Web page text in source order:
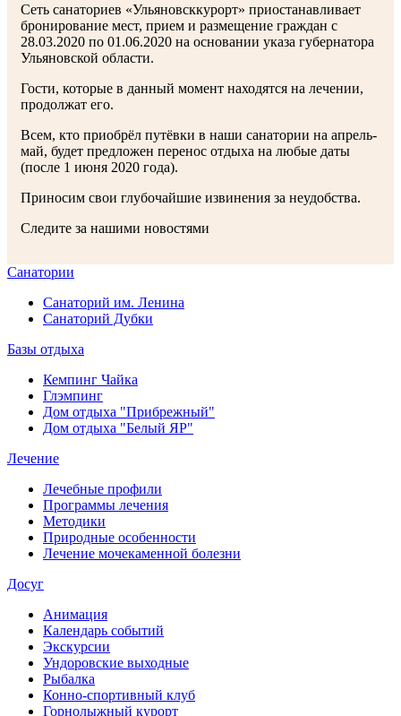
Сеть санаториев «Ульяновсккурорт» приостанавливает
бронирование мест, прием и размещение граждан с
28.03.2020 по 01.06.2020 на основании указа губернатора
Ульяновской области.
Гости, которые в данный момент находятся на лечении,
продолжат его.
Всем, кто приобрёл путёвки в наши санатории на апрель-
май, будет предложен перенос отдыха на любые даты
(после 1 июня 2020 года).
Приносим свои глубочайшие извинения за неудобства.
Следите за нашими новостями
Санатории
Санаторий им. Ленина
Санаторий Дубки
Базы отдыха
Кемпинг Чайка
Глэмпинг
Дом отдыха "Прибрежный"
Дом отдыха "Белый ЯР"
Лечение
Лечебные профили
Программы лечения
Методики
Природные особенности
Лечение мочекаменной болезни
Досуг
Анимация
Календарь событий
Экскурсии
Ундоровские выходные
Рыбалка
Конно-спортивный клуб
Горнолыжный курорт